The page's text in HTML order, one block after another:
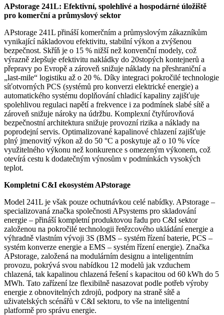
APstorage 241L: Efektivní, spolehlivé a hospodárné úložiště
pro komerční a průmyslový sektor
APstorage 241L přináší komerčním a průmyslovým zákazníkům
vynikající nákladovou efektivitu, stabilní výkon a zvýšenou
bezpečnost. Skříň je o 15 % nižší než konvenční modely, což
výrazně zlepšuje efektivitu nakládky do 20stopých kontejnerů a
přepravy po Evropě a zároveň snižuje náklady na přeshraniční a
„last-mile“ logistiku až o 20 %. Díky integraci pokročilé technologie
síťotvorných PCS (systémů pro konverzi elektrické energie) a
automatického systému doplňování chladicí kapaliny zajišťuje
spolehlivou regulaci napětí a frekvence i za podmínek slabé sítě a
zároveň snižuje nároky na údržbu. Komplexní čtyřúrovňová
bezpečnostní architektura snižuje provozní rizika a náklady na
poprodejní servis. Optimalizované kapalinové chlazení zajišťuje
plný jmenovitý výkon až do 50 °C a poskytuje až o 10 % více
využitelného výkonu než konkurence s omezeným výkonem, což
otevírá cestu k dodatečným výnosům v podmínkách vysokých
teplot.
Kompletní C&I ekosystém APstorage
Model 241L je však pouze ochutnávkou celé nabídky. APstorage –
specializovaná značka společnosti APsystems pro skladování
energie – přináší kompletní produktovou řadu pro C&I sektor
založenou na pokročilé technologii řetězcového ukládání energie a
výhradně vlastním vývoji 3S (BMS – systém řízení baterie, PCS –
systém konverze energie a EMS – systém řízení energie). Značka
APstorage, založená na modulárním designu a inteligentním
provozu, pokrývá svou nabídkou 12 modelů jak vzduchem
chlazená, tak kapalinou chlazená řešení s kapacitou od 60 kWh do 5
MWh. Tato zařízení lze flexibilně nasazovat podle potřeb výroby
energie z obnovitelných zdrojů, podpory na straně sítě a
uživatelských scénářů v C&I sektoru, to vše na inteligentní
platformě pro správu energie.